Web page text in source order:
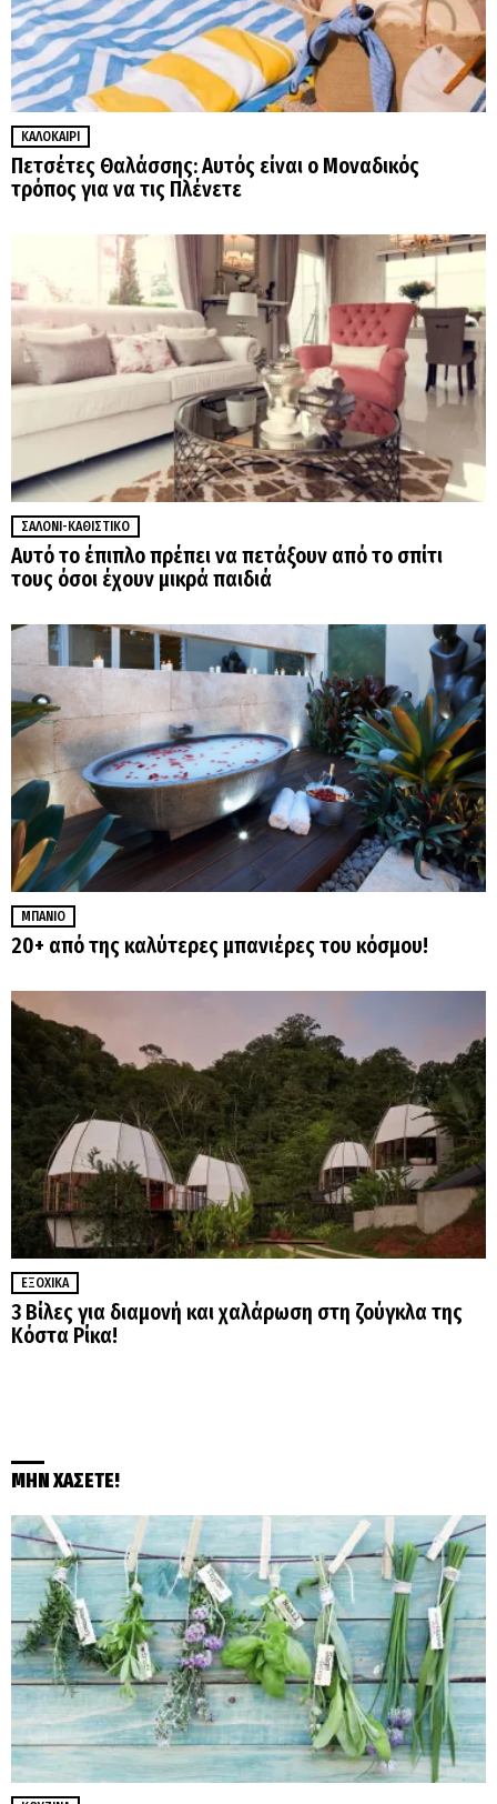
ΚΑΛΟΚΑΊΡΙ
Πετσέτες Θαλάσσης: Αυτός είναι ο Μοναδικός
τρόπος για να τις Πλένετε
ΣΑΛΌΝΙ-ΚΑΘΙΣΤΙΚΌ
Αυτό το έπιπλο πρέπει να πετάξουν από το σπίτι
τους όσοι έχουν μικρά παιδιά
ΜΠΆΝΙΟ
20+ από της καλύτερες μπανιέρες του κόσμου!
ΕΞΟΧΙΚΆ
3 Βίλες για διαμονή και χαλάρωση στη ζούγκλα της
Κόστα Ρίκα!
ΜΗΝ ΧΑΣΕΤΕ!